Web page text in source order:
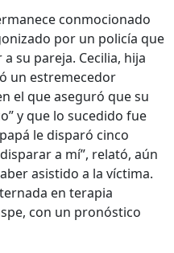
conmocionado
por un policía que
su pareja. Cecilia, hija
un estremecedor
el que aseguró que su
y que lo sucedido fue
le disparó cinco
a mí”, relató, aún
asistido a la víctima.
en terapia
con un pronóstico